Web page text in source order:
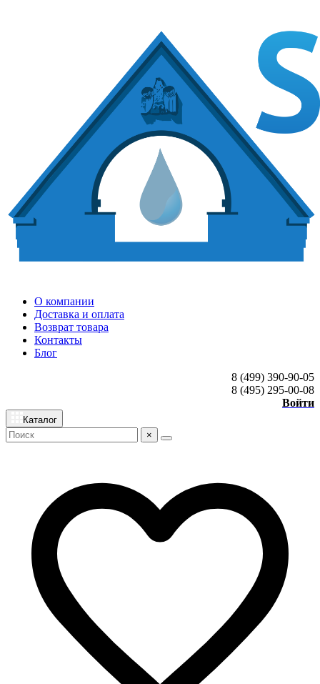
О компании
Доставка и оплата
Возврат товара
Контакты
Блог
8 (499) 390-90-05
8 (495) 295-00-08
Войти
Каталог
×